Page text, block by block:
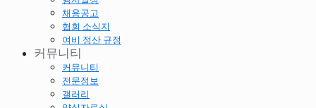
채용공고
협회 소식지
여비 정산 규정
커뮤니티
커뮤니티
전문정보
갤러리